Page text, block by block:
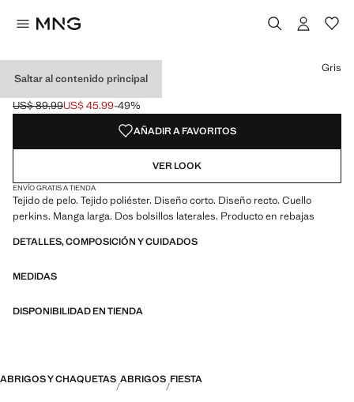
Saltar al contenido principal
ABRIGO EFECTO PELO
Precio inicial tachado [US$ 89.99 ]
US$ 89.99
Precio actual [US$ 45.99 ]
US$ 45.99-49%
Selecciona un color
Gris
AÑADIR A FAVORITOS
VER LOOK
ENVÍO GRATIS A TIENDA
Tejido de pelo. Tejido poliéster. Diseño corto. Diseño recto. Cuello
perkins. Manga larga. Dos bolsillos laterales. Producto en rebajas
DETALLES, COMPOSICIÓN Y CUIDADOS
MEDIDAS
DISPONIBILIDAD EN TIENDA
ABRIGOS Y CHAQUETAS ABRIGOS FIESTA